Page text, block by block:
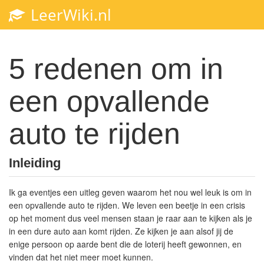
LeerWiki.nl
5 redenen om in
een opvallende
auto te rijden
Inleiding
Ik ga eventjes een uitleg geven waarom het nou wel leuk is om in
een opvallende auto te rijden. We leven een beetje in een crisis
op het moment dus veel mensen staan je raar aan te kijken als je
in een dure auto aan komt rijden. Ze kijken je aan alsof jij de
enige persoon op aarde bent die de loterij heeft gewonnen, en
vinden dat het niet meer moet kunnen.